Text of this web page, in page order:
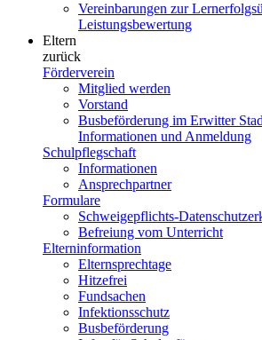
Vereinbarungen zur
Leistungsbewertung
Eltern
zurück
Förderverein
Mitglied werden
Vorstand
Busbeförderung im Erwitter
Informationen und Anmeldung
Schulpflegschaft
Informationen
Ansprechpartner
Formulare
Schweigepflichts-
Befreiung vom Unterricht
Elterninformation
Elternsprechtage
Hitzefrei
Fundsachen
Infektionsschutz
Busbeförderung